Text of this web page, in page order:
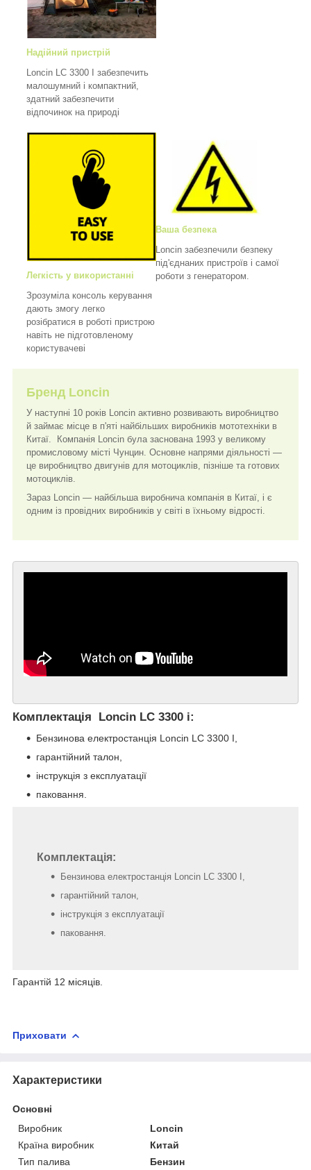
Надійний пристрій
Loncin LC 3300 I забезпечить
малошумний і компактний,
здатний забезпечити
відпочинок на природі
Легкість у використанні
Зрозуміла консоль керування
дають змогу легко
розібратися в роботі пристрою
навіть не підготовленому
користувачеві
Ваша безпека
Loncin забезпечили безпеку
під'єднаних пристроїв і самої
роботи з генератором.
Бренд Loncin
У наступні 10 років Loncin активно розвивають виробництво
й займає місце в п'яті найбільших виробників мототехніки в
Китаї. Компанія Loncin була заснована 1993 у великому
промисловому місті Чунцин. Основне напрями діяльності —
це виробництво двигунів для мотоциклів, пізніше та готових
мотоциклів.
Зараз Loncin — найбільша виробнича компанія в Китаї, і є
одним із провідних виробників у світі в їхньому відрості.
Комплектація Loncin LC 3300 i:
Бензинова електростанція Loncin LC 3300 I,
гарантійний талон,
інструкція з експлуатації
паковання.
Комплектація:
Бензинова електростанція Loncin LC 3300 I,
гарантійний талон,
інструкція з експлуатації
паковання.
Гарантій 12 місяців.
Приховати
Характеристики
Основні
Виробник
Loncin
Країна виробник
Китай
Тип палива
Бензин